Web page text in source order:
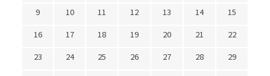
9
10 11 12 13 14
15
16
17 18 19 20 21
22
23
24 25 26 27 28
29